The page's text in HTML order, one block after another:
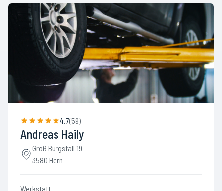
4.7(59)
Andreas Haily
Groß Burgstall 19
3580 Horn
Werkstatt